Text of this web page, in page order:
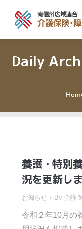
Daily
養護・特別
況を更新し
お知らせ By 介護
令和２年10月の